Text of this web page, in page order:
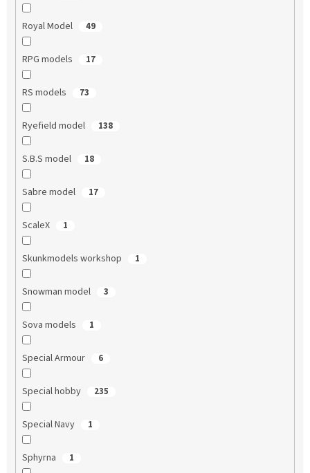
Royal Model 49
RPG models 17
RS models 73
Ryefield model 138
S.B.S model 18
Sabre model 17
ScaleX 1
Skunkmodels workshop 1
Snowman model 3
Sova models 1
Special Armour 6
Special hobby 235
Special Navy 1
Sphyrna 1